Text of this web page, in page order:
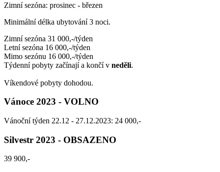
Zimní sezóna: prosinec - březen
Minimální délka ubytování 3 noci.
Zimní sezóna 31 000,-/týden
Letní sezóna 16 000,-/týden
Mimo sezónu 16 000,-/týden
Týdenní pobyty začínají a končí v neděli.
Víkendové pobyty dohodou.
Vánoce 2023 - VOLNO
Vánoční týden 22.12 - 27.12.2023: 24 000,-
Silvestr 2023 - OBSAZENO
39 900,-